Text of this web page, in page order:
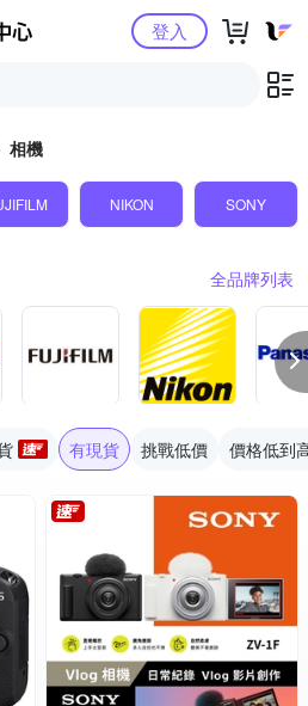
Yahoo購物中心登入
相機
NIKON SONY
全品牌列表
有現貨 挑戰低價 價格低到